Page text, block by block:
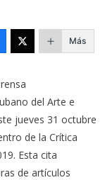
Más
del Arte e
jueves 31 octubre
de la Crítica
Esta cita
de artículos